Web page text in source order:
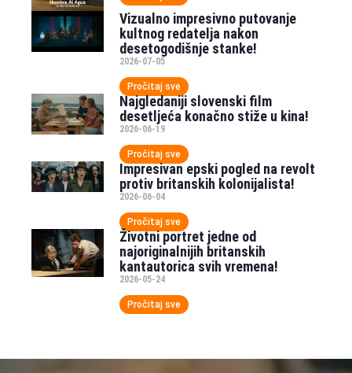
Vizualno impresivno putovanje
kultnog redatelja nakon
desetogodišnje stanke!
2026-07-05
Pročitaj sve
Najgledaniji slovenski film
desetljeća konačno stiže u kina!
2026-06-19
Pročitaj sve
Impresivan epski pogled na revolt
protiv britanskih kolonijalista!
2026-06-04
Pročitaj sve
Životni portret jedne od
najoriginalnijih britanskih
kantautorica svih vremena!
2026-05-24
Pročitaj sve